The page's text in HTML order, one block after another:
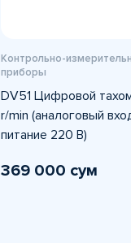
Контрольно-
приборы
DV51 Цифровой
r/min (аналоговый
питание 220 В)
369 000 сум